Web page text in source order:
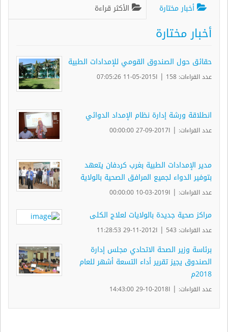
أخبار مختارة الأكثر قراءة
أخبار مختارة
حقائق حول الصندوق القومي للإمدادات الطبية
عدد القراءات: 158 | ا2015-05-11 07:05:26
انطلاقة ورشة إدارة نظام الإمداد الدوائي
عدد القراءات: | ا2017-09-27 00:00:00
مدير الإمدادات الطبية بغرب كردفان يتعهد
بتوفير الدواء لجميع المرافق الصحية بالولاية
عدد القراءات: | ا2019-03-10 00:00:00
مراكز صحية جديدة بالولايات لعلاج الكلى
عدد القراءات: 543 | ا2012-11-29 11:28:53
برئاسة وزير الصحة الاتحادي مجلس إدارة
الصندوق يجيز تقرير أداء التسعة أشهر للعام
2018م
عدد القراءات: | ا2018-10-29 14:43:00